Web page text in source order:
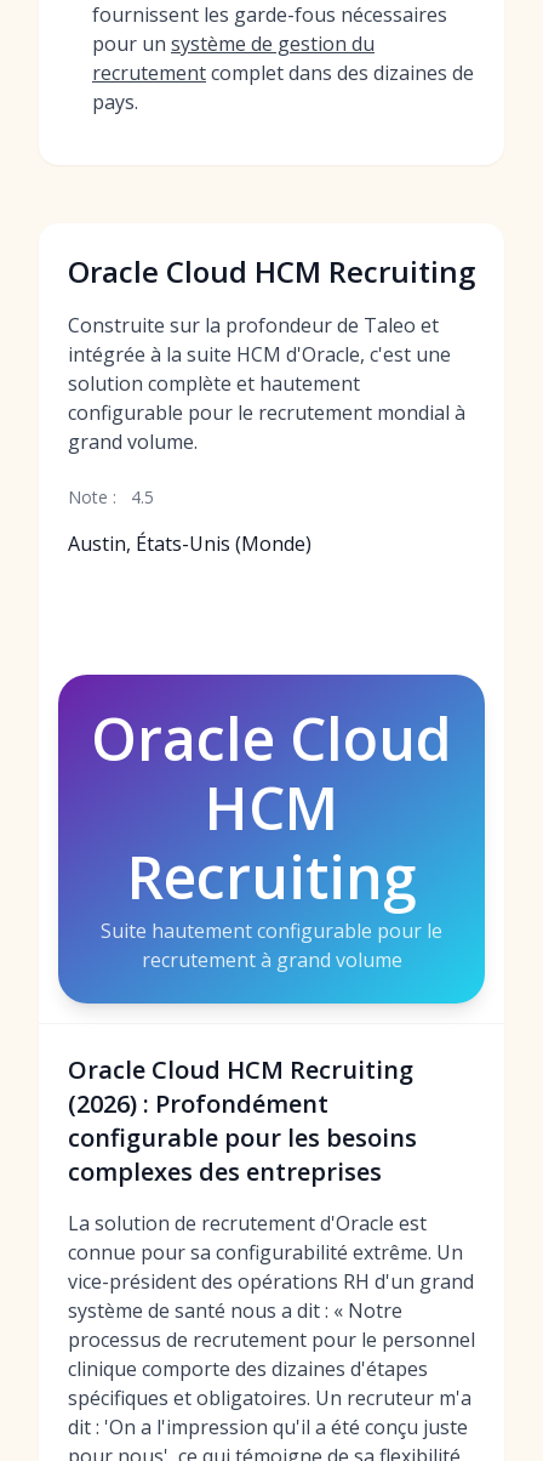
fournissent les garde-fous nécessaires
pour un système de gestion du
recrutementcomplet dans des dizaines de
pays.
Oracle Cloud HCM Recruiting
Construite sur la profondeur de Taleo et
intégrée à la suite HCM d'Oracle, c'est une
solution complète et hautement
configurable pour le recrutement mondial à
grand volume.
Note : 4.5
Austin, États-Unis (Monde)
Oracle Cloud
HCM
Recruiting
Suite hautement configurable pour le
recrutement à grand volume
Oracle Cloud HCM Recruiting
(2026) : Profondément
configurable pour les besoins
complexes des entreprises
La solution de recrutement d'Oracle est
connue pour sa configurabilité extrême. Un
vice-président des opérations RH d'un grand
système de santé nous a dit : « Notre
processus de recrutement pour le personnel
clinique comporte des dizaines d'étapes
spécifiques et obligatoires. Un recruteur m'a
dit : 'On a l'impression qu'il a été conçu juste